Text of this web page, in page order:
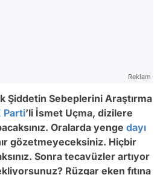
Reklam
Şiddetin Sebeplerini Araştırma
Parti’li İsmet Uçma, dizilere
Oralarda yenge dayı
gözetmeyeceksiniz. Hiçbir
Sonra tecavüzler artıyor
Rüzgar eken fıtına